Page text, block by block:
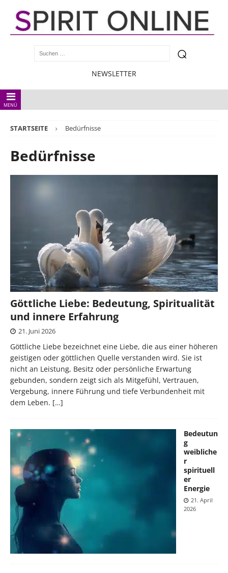
NEWSLETTER
MENÜ
STARTSEITE Bedürfnisse
Bedürfnisse
Göttliche Liebe: Bedeutung, Spiritualität
und innere Erfahrung
21. Juni 2026
Göttliche Liebe bezeichnet eine Liebe, die aus einer höheren
geistigen oder göttlichen Quelle verstanden wird. Sie ist
nicht an Leistung, Besitz oder persönliche Erwartung
gebunden, sondern zeigt sich als Mitgefühl, Vertrauen,
Vergebung, innere Führung und tiefe Verbundenheit mit
dem Leben. […]
Bedeutun
g
weibliche
r
spirituell
er
Energie
21. April
2026